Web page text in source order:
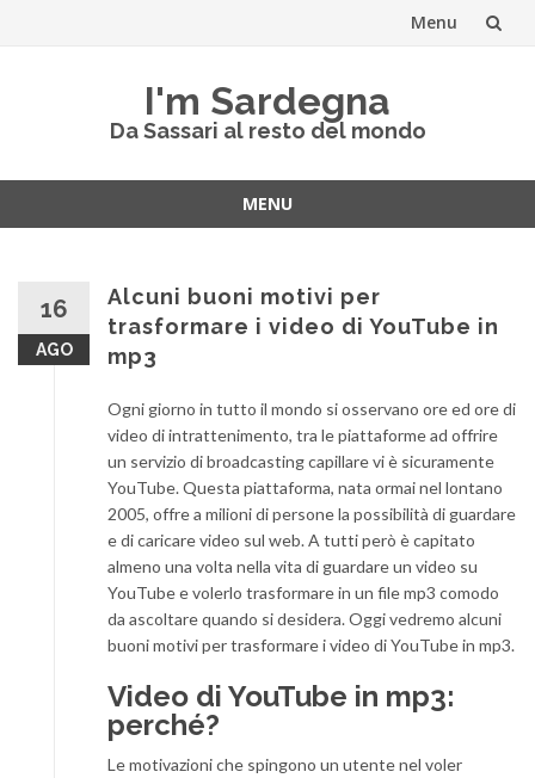
Menu
I'm Sardegna
Da Sassari al resto del mondo
MENU
16
AGO
Alcuni buoni motivi per
trasformare i video di YouTube in
mp3
Ogni giorno in tutto il mondo si osservano ore ed ore di
video di intrattenimento, tra le piattaforme ad offrire
un servizio di broadcasting capillare vi è sicuramente
YouTube. Questa piattaforma, nata ormai nel lontano
2005, offre a milioni di persone la possibilità di guardare
e di caricare video sul web. A tutti però è capitato
almeno una volta nella vita di guardare un video su
YouTube e volerlo trasformare in un file mp3 comodo
da ascoltare quando si desidera. Oggi vedremo alcuni
buoni motivi per trasformare i video di YouTube in mp3.
Video di YouTube in mp3:
perché?
Le motivazioni che spingono un utente nel voler